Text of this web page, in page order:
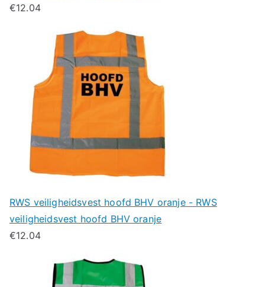
€12.04
RWS veiligheidsvest hoofd BHV oranje - RWS
veiligheidsvest hoofd BHV oranje
€12.04